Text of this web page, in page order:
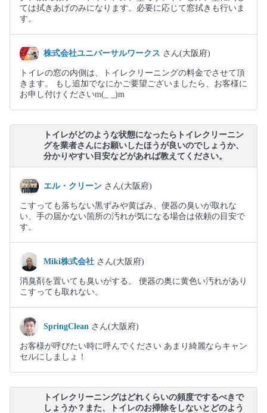
ては拭きあげのみになります。必要に応じて窓拭きも行いま
す。
株式会社ユニバーサルワークス さん(大阪府)
トイレの窓の内側は、トイレクリーニングの料金でさせて頂
きます。 もし追加でなにかご要望ございましたら、お客様に
お申し付けくださいm(_ _)m
トイレがどのような状態になったらトイレクリーニン
グを業者さんにお願いしたほうが良いのでしょうか、
分かりやすい目安などがあれば教えてください。
エル・クリーン さん(大阪府)
こすっても落ちない黒ずみや黄ばみ、便器の臭いが取れな
い、手の届かない箇所の汚れが気になる場合は依頼の目安で
す。
Miki株式会社 さん(大阪府)
消臭剤を置いても臭いがする。 便器の奥に黄色い汚れがあり
こすっても取れない。
SpringClean さん(大阪府)
お客様が呼びたい時に呼んでください あまり綺麗ならキャン
セルにしましょ！
トイレクリーニングはどれくらいの頻度でするべきで
しょうか？また、トイレのお掃除をしないとどのよう